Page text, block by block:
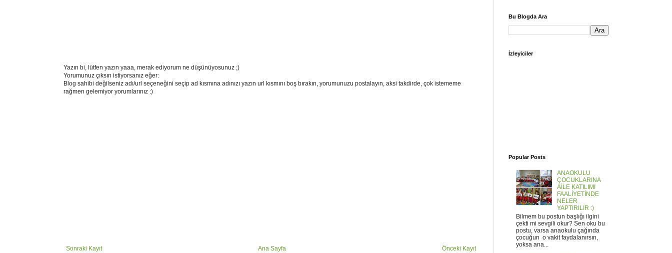
Yazın bi, lütfen yazın yaaa, merak ediyorum ne düşünüyosunuz ;)
Yorumunuz çıksın istiyorsanız eğer:
Blog sahibi değilseniz adı/url seçeneğini seçip ad kısmına adınızı yazın url kısmını boş bırakın, yorumunuzu postalayın, aksi takdirde, çok istememe
rağmen gelemiyor yorumlarınız :)
Sonraki Kayıt Önceki Kayıt
Ana Sayfa
Bu Blogda Ara
İzleyiciler
Popular Posts
ANAOKULU
ÇOCUKLARINA
AİLE KATILIMI
FAALİYETİNDE
NELER
YAPTIRILIR :)
Bilmem bu postun başlığı ilgini
çekti mi sevgili okur? Sen oku bu
postu, varsa anaokulu çağında
çocuğun o vakit faydalanırsın,
yoksa ana...